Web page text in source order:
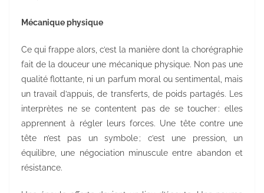
Mécanique physique
Ce qui frappe alors, c’est la manière dont la chorégraphie
fait de la douceur une mécanique physique. Non pas une
qualité flottante, ni un parfum moral ou sentimental, mais
un travail d’appuis, de transferts, de poids partagés. Les
interprètes ne se contentent pas de se toucher : elles
apprennent à régler leurs forces. Une tête contre une
tête n’est pas un symbole ; c’est une pression, un
équilibre, une négociation minuscule entre abandon et
résistance.